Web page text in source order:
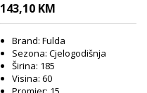
143,10 KM
Brand: Fulda
Sezona: Cjelogodišnja
Širina: 185
Visina: 60